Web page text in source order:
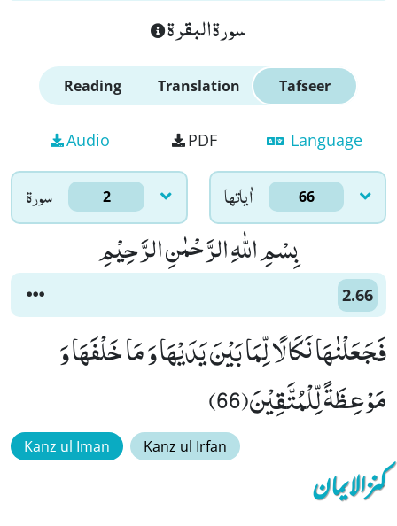
سورة البقرة
Reading Translation Tafseer
Audio PDF Language
سورۃ 2 اٰياتها 66
بِسْمِ اللّٰهِ الرَّحْمٰنِ الرَّحِیْمِ
2.66
فَجَعَلْنٰهَا نَكَالًا لِّمَا بَیْنَ یَدَیْهَا وَ مَا خَلْفَهَا وَ
مَوْعِظَةً لِّلْمُتَّقِیْنَ(66)
Kanz ul Iman Kanz ul Irfan
کنزالایمان